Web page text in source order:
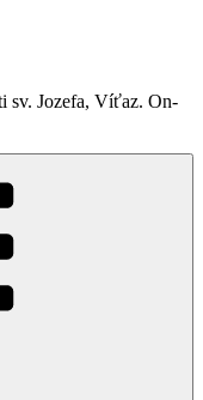
sv. Jozefa, Víťaz. On-